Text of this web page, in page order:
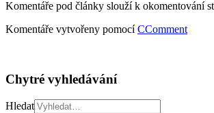
Komentáře pod články slouží k okomentování
Komentáře vytvořeny pomocíCComment
Chytré vyhledávání
Hledat